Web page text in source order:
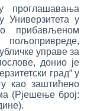
проглашавања
Универзитета у
прибављеном
управе за
донио је
град“ у
као заштићено
(Рјешење број: